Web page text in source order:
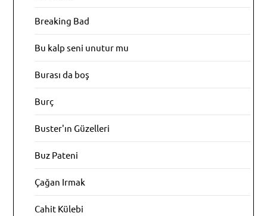
Breaking Bad
Bu kalp seni unutur mu
Burası da boş
Burç
Buster'ın Güzelleri
Buz Pateni
Çağan Irmak
Cahit Külebi